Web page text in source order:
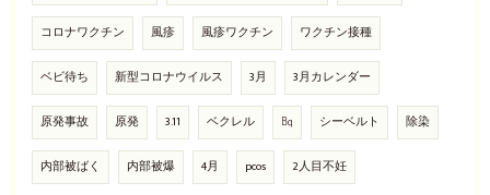
コロナワクチン 風疹 風疹ワクチン ワクチン接種
ベビ待ち 新型コロナウイルス 3月 3月カレンダー
原発事故 原発 3.11 ベクレル ㏃ シーベルト 除染
内部被ばく 内部被爆 4月 pcos 2人目不妊